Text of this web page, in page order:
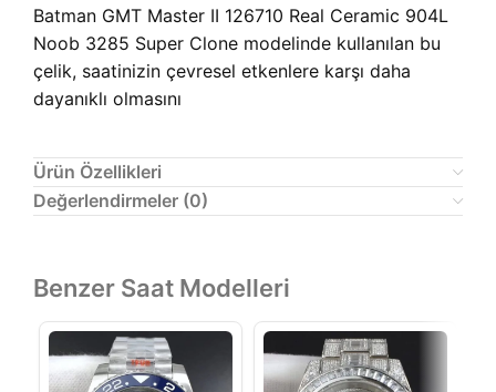
Batman GMT Master II 126710 Real Ceramic 904L
Noob 3285 Super Clone modelinde kullanılan bu
çelik, saatinizin çevresel etkenlere karşı daha
dayanıklı olmasını
Ürün Özellikleri
Değerlendirmeler (0)
Benzer Saat Modelleri